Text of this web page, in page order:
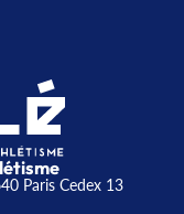
Paris Cedex 13